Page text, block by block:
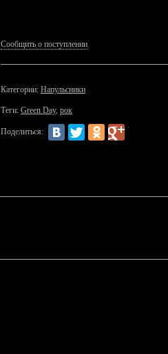
Сообщить о поступлении
Категории: Напульсники
Теги: Green Day, рок
Поделиться: